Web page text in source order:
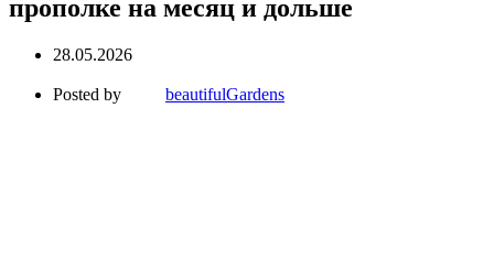
прополке на месяц и дольше
28.05.2026
Posted by beautifulGardens